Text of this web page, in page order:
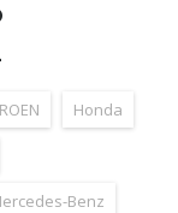
Honda
Benz